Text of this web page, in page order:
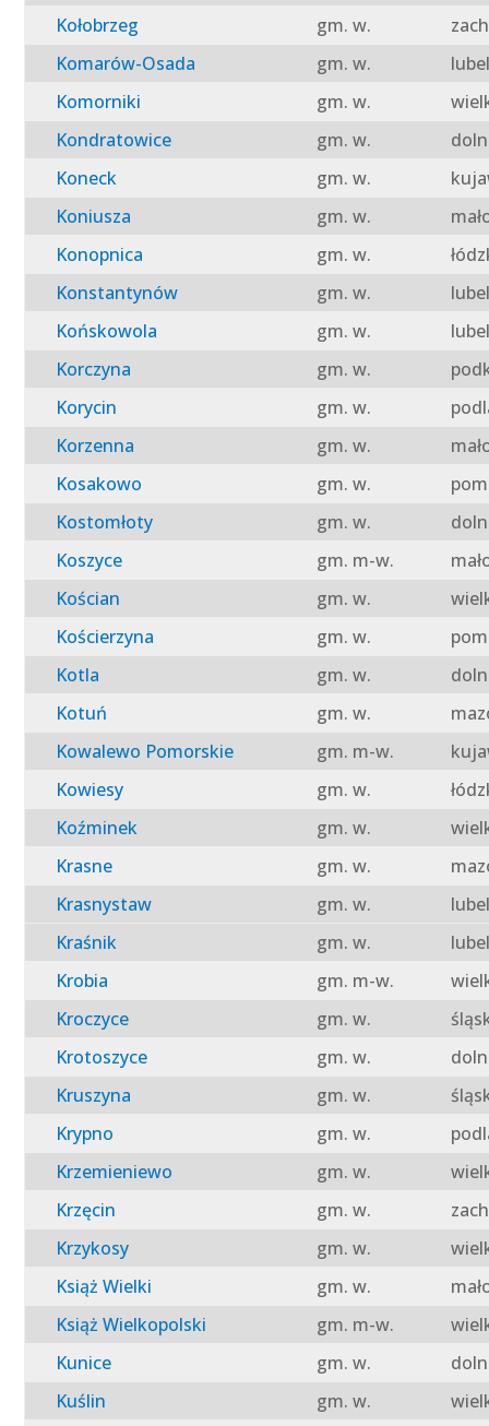
Kołobrzeg
gm. w.
Komarów-Osada
gm. w.
Komorniki
gm. w.
Kondratowice
gm. w.
Koneck
gm. w.
Koniusza
gm. w.
Konopnica
gm. w.
Konstantynów
gm. w.
Końskowola
gm. w.
Korczyna
gm. w.
Korycin
gm. w.
Korzenna
gm. w.
Kosakowo
gm. w.
Kostomłoty
gm. w.
Koszyce
gm. m-w.
Kościan
gm. w.
Kościerzyna
gm. w.
Kotla
gm. w.
Kotuń
gm. w.
Kowalewo Pomorskie
gm. m-w.
Kowiesy
gm. w.
Koźminek
gm. w.
Krasne
gm. w.
Krasnystaw
gm. w.
Kraśnik
gm. w.
Krobia
gm. m-w.
Kroczyce
gm. w.
Krotoszyce
gm. w.
Kruszyna
gm. w.
Krypno
gm. w.
Krzemieniewo
gm. w.
Krzęcin
gm. w.
Krzykosy
gm. w.
Książ Wielki
gm. w.
Książ Wielkopolski
gm. m-w.
Kunice
gm. w.
Kuślin
gm. w.